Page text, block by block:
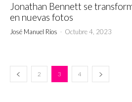
Jonathan Bennett se
en nuevas fotos
José Manuel Ríos - Octubre 4, 2023
2 3 4